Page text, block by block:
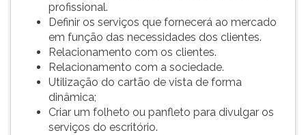
pressione
profissional.
Definir os serviços que fornecerá ao mercado
em função das necessidades dos clientes.
Relacionamento com os clientes.
Relacionamento com a sociedade.
Utilização do cartão de vista de forma
dinâmica;
Criar um folheto ou panfleto para divulgar os
serviços do escritório.